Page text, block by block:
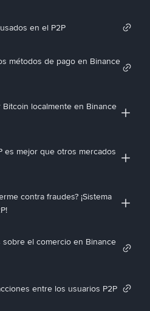
en el P2P
métodos de pago en Binance
localmente en Binance
es mejor que otros mercados
contra fraudes? ¡Sistema
el comercio en Binance
entre los usuarios P2P